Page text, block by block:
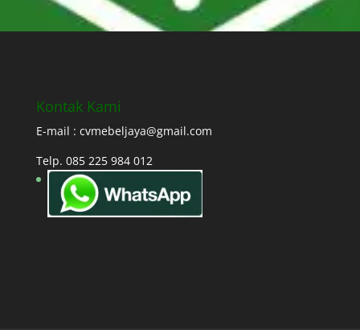
Kontak Kami
E-mail : cvmebeljaya@gmail.com
Telp. 085 225 984 012